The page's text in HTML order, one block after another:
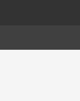
finestra.